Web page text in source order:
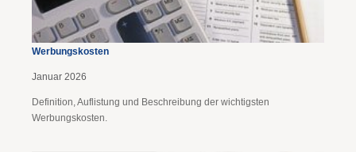
Werbungskosten
Januar 2026
Definition, Auflistung und Beschreibung der wichtigsten
Werbungskosten.